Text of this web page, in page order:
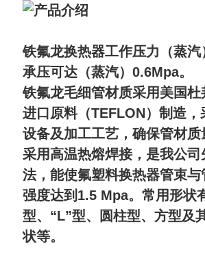
铁氟龙换热器工作压力（蒸
承压可达（蒸汽）0.6Mpa。
铁氟龙毛细管材质采用美国
进口原料（TEFLON）制造
设备及加工工艺，确保管材
采用高温热熔焊接，是我公
法，能使氟塑料换热器管束
强度达到1.5 Mpa。常用形状
型、“L”型、圆柱型、方型及
状等。